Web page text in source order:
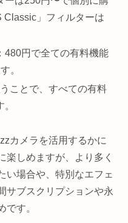
Classic」フィルターは
480円で全ての有料機能
。
ことで、すべての有料
カメラを活用するかに
楽しめますが、より多く
い場合や、特別なエフェ
サブスクリプションや永
です。